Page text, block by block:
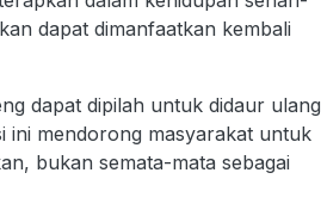
dapat dimanfaatkan kembali
dapat dipilah untuk didaur ulang
ini mendorong masyarakat untuk
bukan semata-mata sebagai